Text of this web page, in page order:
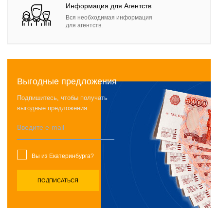
Информация для Агентств
Вся необходимая информация
для агентств.
Выгодные предложения
Подпишитесь, чтобы получать
выгодные предложения.
Вы из Екатеринбурга?